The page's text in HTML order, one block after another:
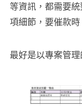
等資訊，都需要
項細節，要催款
最好是以專案管理